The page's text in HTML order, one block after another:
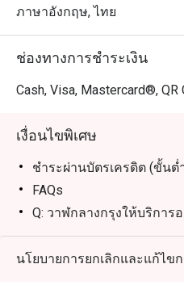
เด้งสด, ปลาหิมะนึ่งซีอิ๊ว, และเ
สำหรับคนไม่อยากแกะเอง
เหมาะสำหรับคนพื้นที่ที่มองห
เหมาะสำหรับนักท่องเที่ยวที่ต้
และได้สัมผัสประสบการณ์ซีฟู้ด
“การจองผ่านแอปหรือเว็บไซ
ฉลาดที่สุด เพียงเลือกเวลาที่
ภาษาอังกฤษ, ไทย
ช่องทางการชำระเงิน
Cash, Visa, Mastercard®, QR
เงื่อนไขพิเศษ
ชำระผ่านบัตรเครดิต (ขั้นต่
FAQs
Q: วาฬกลางกรุงให้บริการ
A: ร้านเป็นบุฟเฟต์ซีฟู้ดคุณ
ไทยยอดนิยม
นโยบายการยกเลิกและแก้ไข